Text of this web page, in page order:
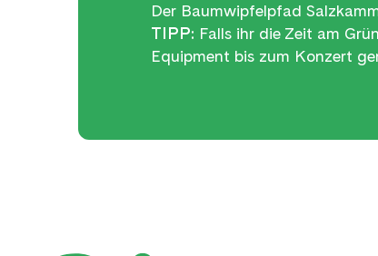
Der Baumwipfelpfad
TIPP: Falls ihr die Zeit am
Equipment bis zum Konzert